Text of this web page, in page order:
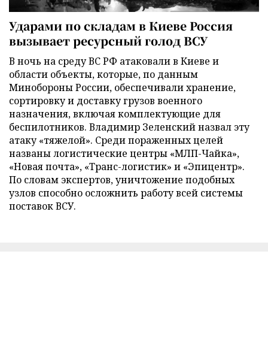
Ударами по складам в Киеве Россия
вызывает ресурсный голод ВСУ
В ночь на среду ВС РФ атаковали в Киеве и
области объекты, которые, по данным
Минобороны России, обеспечивали хранение,
сортировку и доставку грузов военного
назначения, включая комплектующие для
беспилотников. Владимир Зеленский назвал эту
атаку «тяжелой». Среди пораженных целей
названы логистические центры «МЛП-Чайка»,
«Новая почта», «Транс-логистик» и «Эпицентр».
По словам экспертов, уничтожение подобных
узлов способно осложнить работу всей системы
поставок ВСУ.